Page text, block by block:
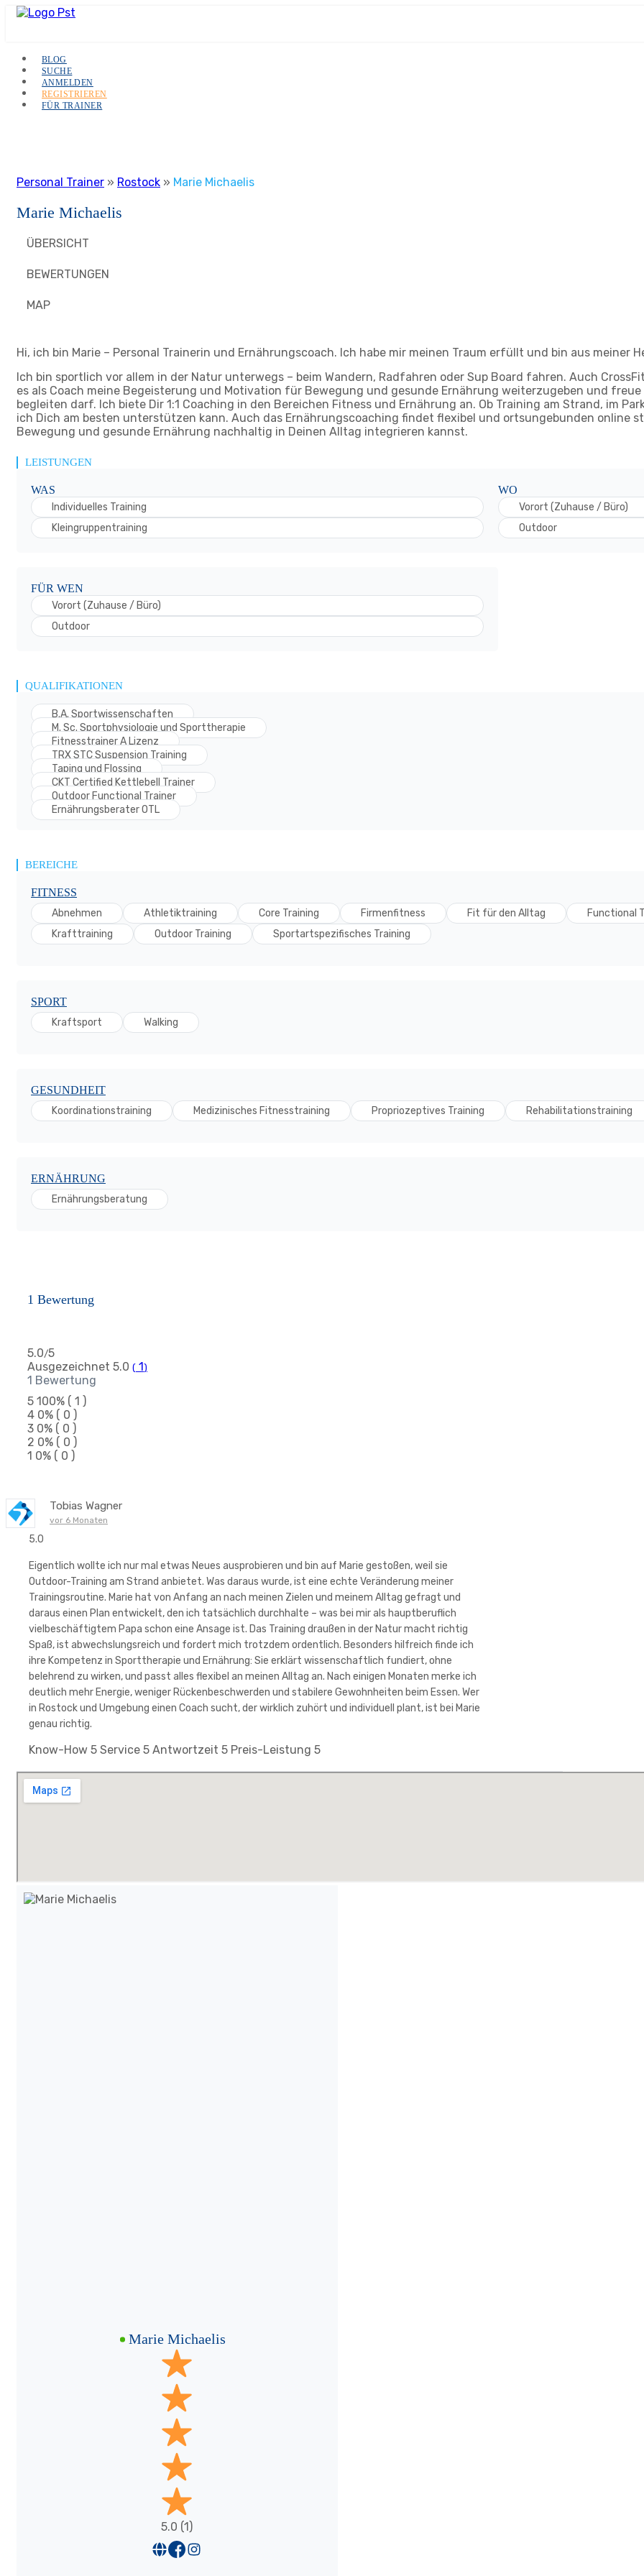
BLOG
SUCHE
ANMELDEN
REGISTRIEREN
FÜR TRAINER
Personal Trainer » Rostock » Marie Michaelis
Marie Michaelis
ÜBERSICHT
BEWERTUNGEN
MAP
Hi, ich bin Marie – Personal Trainerin und Ernährungscoach. Ich habe mir meinen Traum erfüllt und bin aus meiner
Ich bin sportlich vor allem in der Natur unterwegs – beim Wandern, Radfahren oder Sup Board fahren. Auch
es als Coach meine Begeisterung und Motivation für Bewegung und gesunde Ernährung weiterzugeben und
begleiten darf. Ich biete Dir 1:1 Coaching in den Bereichen Fitness und Ernährung an. Ob Training am Strand, im
ich Dich am besten unterstützen kann. Auch das Ernährungscoaching findet flexibel und ortsungebunden online
Bewegung und gesunde Ernährung nachhaltig in Deinen Alltag integrieren kannst.
LEISTUNGEN
WAS
Individuelles Training
Kleingruppentraining
WO
Vorort (Zuhause / Büro)
Outdoor
FÜR WEN
Vorort (Zuhause / Büro)
Outdoor
QUALIFIKATIONEN
B.A. Sportwissenschaften
M. Sc. Sportphysiologie und Sporttherapie
Fitnesstrainer A Lizenz
TRX STC Suspension Training
Taping und Flossing
CKT Certified Kettlebell Trainer
Outdoor Functional Trainer
Ernährungsberater OTL
BEREICHE
FITNESS
Abnehmen
Athletiktraining Core Training Firmenfitness Fit für den Alltag Functional
Krafttraining
Outdoor Training Sportartspezifisches Training
SPORT
Kraftsport
Walking
GESUNDHEIT
Koordinationstraining
Medizinisches Fitnesstraining Propriozeptives Training Rehabilitationstraining
ERNÄHRUNG
Ernährungsberatung
1 Bewertung
5.0/5
Ausgezeichnet 5.0 ( 1)
1 Bewertung
5 100% ( 1 )
4 0% ( 0 )
3 0% ( 0 )
2 0% ( 0 )
1 0% ( 0 )
Tobias Wagner
vor 6 Monaten
5.0
Eigentlich wollte ich nur mal etwas Neues ausprobieren und bin auf Marie gestoßen, weil sie
Outdoor-Training am Strand anbietet. Was daraus wurde, ist eine echte Veränderung meiner
Trainingsroutine. Marie hat von Anfang an nach meinen Zielen und meinem Alltag gefragt und
daraus einen Plan entwickelt, den ich tatsächlich durchhalte – was bei mir als hauptberuflich
vielbeschäftigtem Papa schon eine Ansage ist. Das Training draußen in der Natur macht richtig
Spaß, ist abwechslungsreich und fordert mich trotzdem ordentlich. Besonders hilfreich finde ich
ihre Kompetenz in Sporttherapie und Ernährung: Sie erklärt wissenschaftlich fundiert, ohne
belehrend zu wirken, und passt alles flexibel an meinen Alltag an. Nach einigen Monaten merke ich
deutlich mehr Energie, weniger Rückenbeschwerden und stabilere Gewohnheiten beim Essen. Wer
in Rostock und Umgebung einen Coach sucht, der wirklich zuhört und individuell plant, ist bei Marie
genau richtig.
Know-How 5 Service 5 Antwortzeit 5 Preis-Leistung 5
Marie Michaelis
5.0 (1)